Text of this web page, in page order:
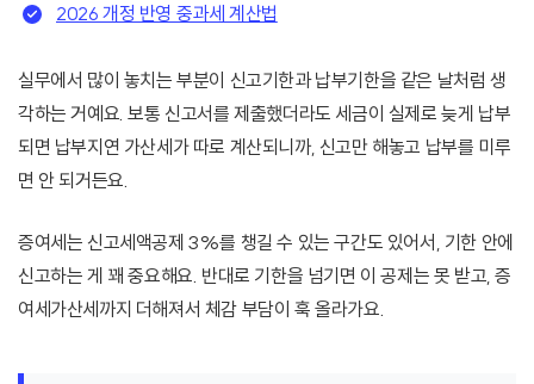
2026 개정 반영 중과세 계산법
실무에서 많이 놓치는 부분이 신고기한과 납부기한을 같은 날처럼 생
각하는 거예요. 보통 신고서를 제출했더라도 세금이 실제로 늦게 납부
되면 납부지연 가산세가 따로 계산되니까, 신고만 해놓고 납부를 미루
면 안 되거든요.
증여세는 신고세액공제 3%를 챙길 수 있는 구간도 있어서, 기한 안에
신고하는 게 꽤 중요해요. 반대로 기한을 넘기면 이 공제는 못 받고, 증
여세가산세까지 더해져서 체감 부담이 훅 올라가요.